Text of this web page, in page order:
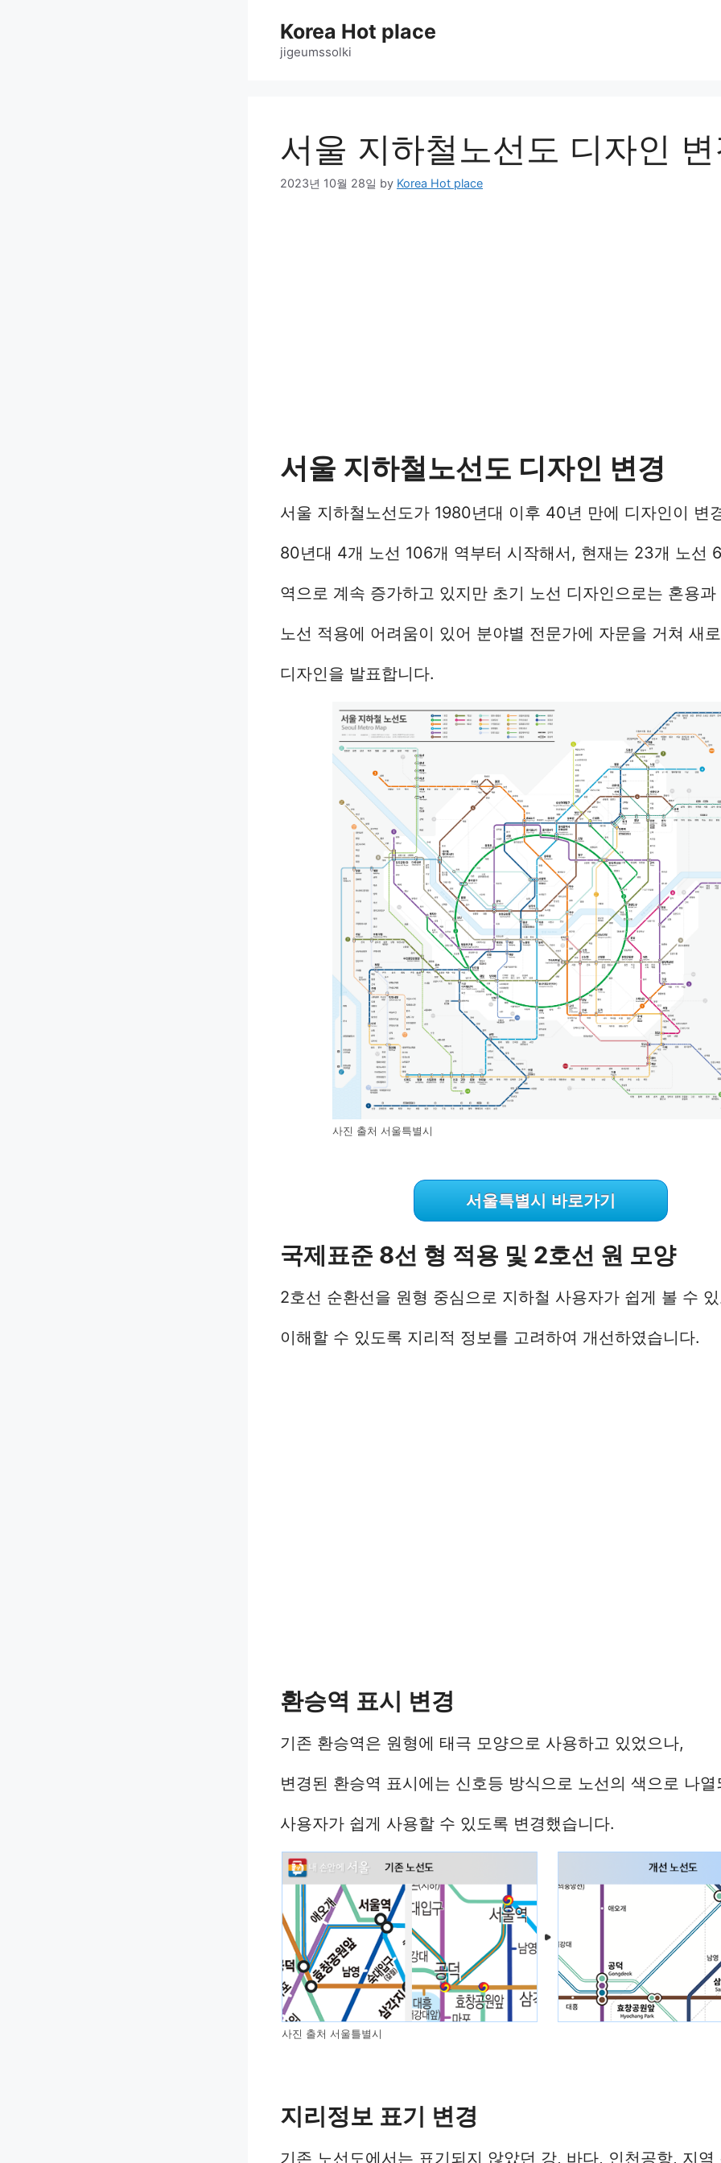
Korea Hot place
jigeumssolki
서울 지하철노선도 디자인
2023년 10월 28일 by Korea Hot place
서울 지하철노선도 디자인 변경
서울 지하철노선도가 1980년대 이후 40년 만에 디자인이 변
80년대 4개 노선 106개 역부터 시작해서, 현재는 23개 노선
역으로 계속 증가하고 있지만 초기 노선 디자인으로는 혼용과
노선 적용에 어려움이 있어 분야별 전문가에 자문을 거쳐 새
디자인을 발표합니다.
사진 출처 서울특별시
서울특별시 바로가기
국제표준 8선 형 적용 및 2호선 원 모양
2호선 순환선을 원형 중심으로 지하철 사용자가 쉽게 볼 수
이해할 수 있도록 지리적 정보를 고려하여 개선하였습니다.
환승역 표시 변경
기존 환승역은 원형에 태극 모양으로 사용하고 있었으나,
변경된 환승역 표시에는 신호등 방식으로 노선의 색으로 나
사용자가 쉽게 사용할 수 있도록 변경했습니다.
사진 출처 서울틀별시
지리정보 표기 변경
기존 노선도에서는 표기되지 않았던 강, 바다, 인천공항, 지역